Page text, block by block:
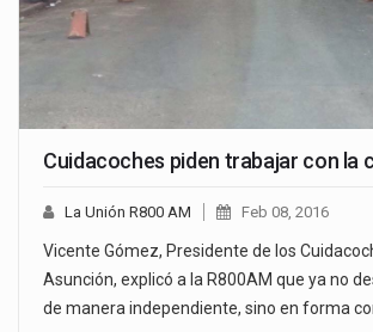
Cuidacoches piden trabajar con la
La Unión R800 AM Feb 08, 2016
Vicente Gómez, Presidente de los
Asunción, explicó a la R800AM que ya no
de manera independiente, sino en forma